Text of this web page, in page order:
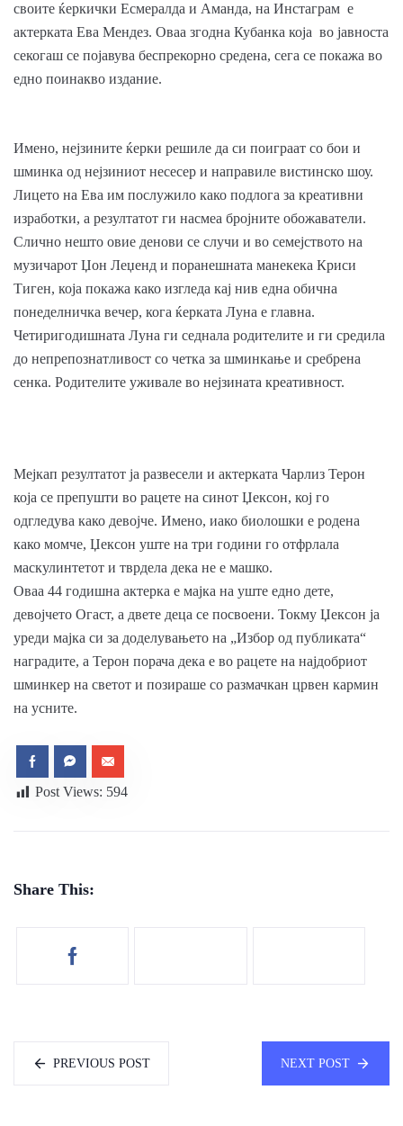
своите ќеркички Есмералда и Аманда, на Инстаграм е
актерката Ева Мендез. Оваа згодна Кубанка која во јавноста
секогаш се појавува беспрекорно средена, сега се покажа во
едно поинакво издание.
Имено, нејзините ќерки решиле да си поиграат со бои и
шминка од нејзиниот несесер и направиле вистинско шоу.
Лицето на Ева им послужило како подлога за креативни
изработки, а резултатот ги насмеа бројните обожаватели.
Слично нешто овие денови се случи и во семејството на
музичарот Џон Леџенд и поранешната манекека Криси
Тиген, која покажа како изгледа кај нив една обична
понеделничка вечер, кога ќерката Луна е главна.
Четиригодишната Луна ги седнала родителите и ги средила
до непрепознатливост со четка за шминкање и сребрена
сенка. Родителите уживале во нејзината креативност.
Мејкап резултатот ја развесели и актерката Чарлиз Терон
која се препушти во рацете на синот Џексон, кој го
одгледува како девојче. Имено, иако биолошки е родена
како момче, Џексон уште на три години го отфрлала
маскулинтетот и тврдела дека не е машко.
Оваа 44 годишна актерка е мајка на уште едно дете,
девојчето Огаст, а двете деца се посвоени. Токму Џексон ја
уреди мајка си за доделувањето на „Избор од публиката“
наградите, а Терон порача дека е во рацете на најдобриот
шминкер на светот и позираше со размачкан црвен кармин
на усните.
Post Views: 594
Share This:
PREVIOUS POST NEXT POST